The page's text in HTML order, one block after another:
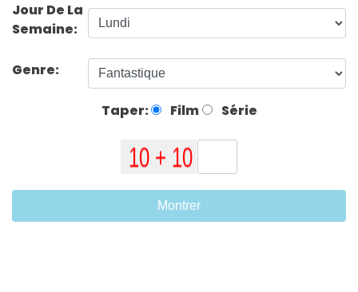
Jour De La
Semaine:
Genre:
Taper: Film Série
Montrer